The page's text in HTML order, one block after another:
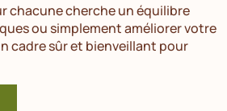
chacune cherche un équilibre
ou simplement améliorer votre
cadre sûr et bienveillant pour